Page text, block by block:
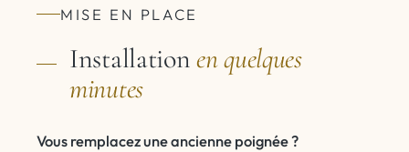
MISE EN PLACE
Installationen quelques
minutes
Vous remplacez une ancienne poignée ?